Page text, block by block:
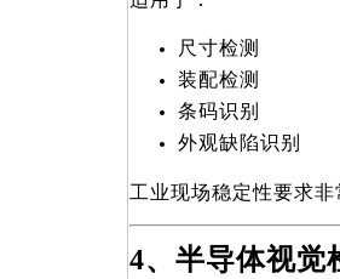
尺寸检测
装配检测
条码识别
外观缺陷识别
工业现场稳定性要求非
4、半导体视觉